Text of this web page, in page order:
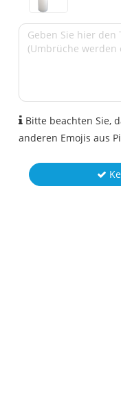
Bitte beachten Sie,
anderen Emojis aus